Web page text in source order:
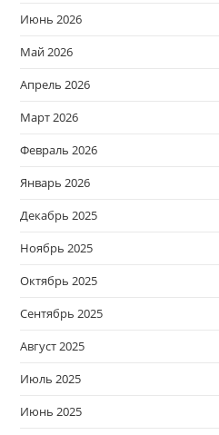
Июнь 2026
Май 2026
Апрель 2026
Март 2026
Февраль 2026
Январь 2026
Декабрь 2025
Ноябрь 2025
Октябрь 2025
Сентябрь 2025
Август 2025
Июль 2025
Июнь 2025